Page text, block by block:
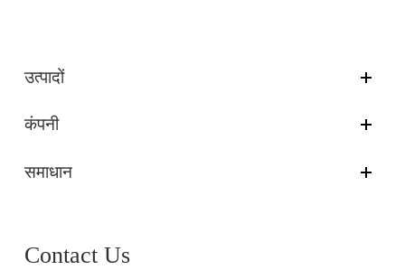
उत्पादों
कंपनी
समाधान
Contact Us